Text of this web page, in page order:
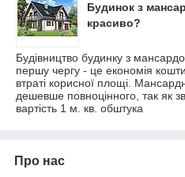
Будинок з
красиво?
Будівництво будинку з
першу чергу - це економія
втраті корисної площі.
дешевше повноцінного, так як
вартість 1 м. кв. обштука
Про нас